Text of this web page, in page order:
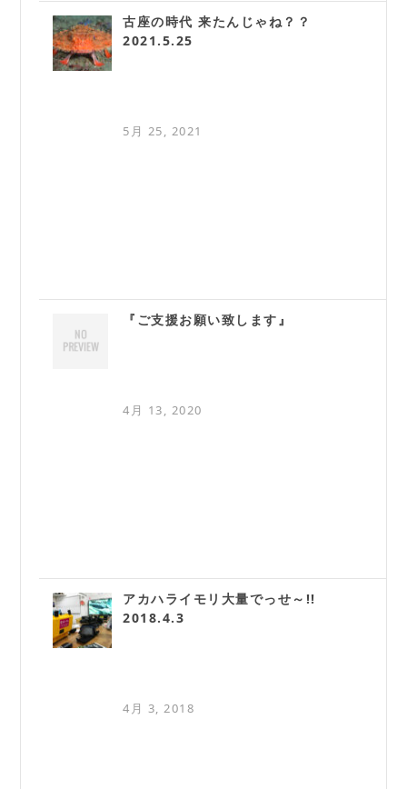
古座の時代 来たんじゃね？？
2021.5.25
5月 25, 2021
『ご支援お願い致します』
4月 13, 2020
アカハライモリ大量でっせ～!!
2018.4.3
4月 3, 2018